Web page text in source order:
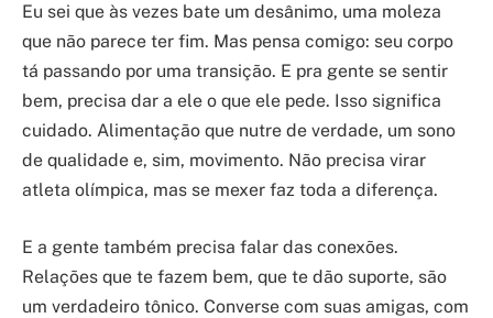
Eu sei que às vezes bate um desânimo, uma moleza
que não parece ter fim. Mas pensa comigo: seu corpo
tá passando por uma transição. E pra gente se sentir
bem, precisa dar a ele o que ele pede. Isso significa
cuidado. Alimentação que nutre de verdade, um sono
de qualidade e, sim, movimento. Não precisa virar
atleta olímpica, mas se mexer faz toda a diferença.
E a gente também precisa falar das conexões.
Relações que te fazem bem, que te dão suporte, são
um verdadeiro tônico. Converse com suas amigas, com